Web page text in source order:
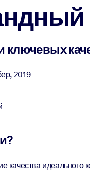
ключевых
, 2019
качества идеального